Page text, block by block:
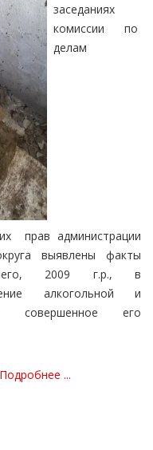
заседаниях
комиссии по
делам
прав администрации
выявлены факты
2009 г.р., в
алкогольной и
совершенное его
Подробнее ...